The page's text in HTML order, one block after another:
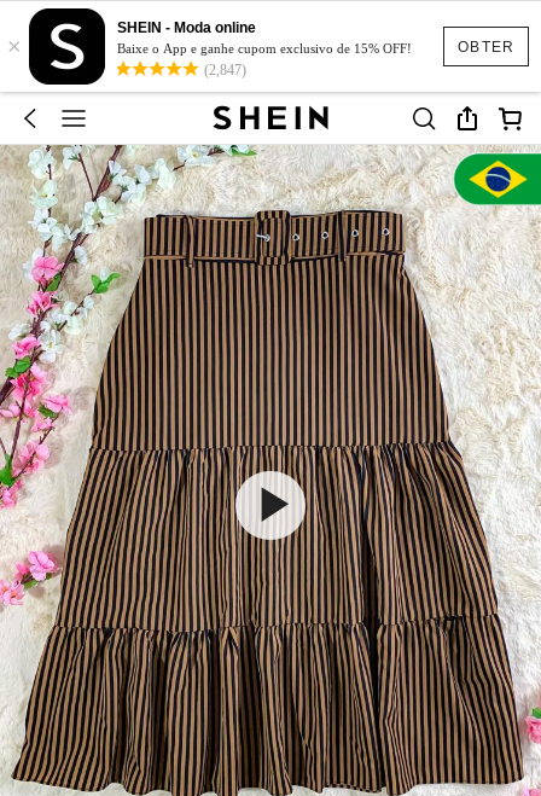
OBTER
×
SHEIN - Moda online
Baixe o App e ganhe cupom exclusivo de 15% OFF!
(2,847)